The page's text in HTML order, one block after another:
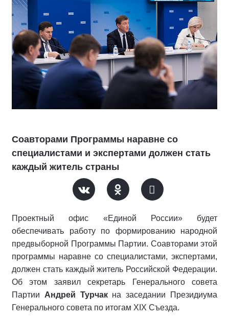
Соавторами Программы наравне со
специалистами и экспертами должен стать
каждый житель страны
Проектный офис «Единой России» будет
обеспечивать работу по формированию народной
предвыборной Программы Партии. Соавторами этой
программы наравне со специалистами, экспертами,
должен стать каждый житель Российской Федерации.
Об этом заявил секретарь Генерального совета
Партии Андрей Турчакна заседании Президиума
Генерального совета по итогам XIX Съезда.